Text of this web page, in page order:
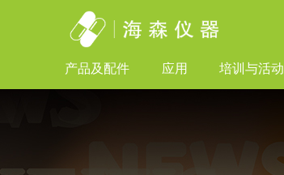
产品及配件 应用 培训与活动